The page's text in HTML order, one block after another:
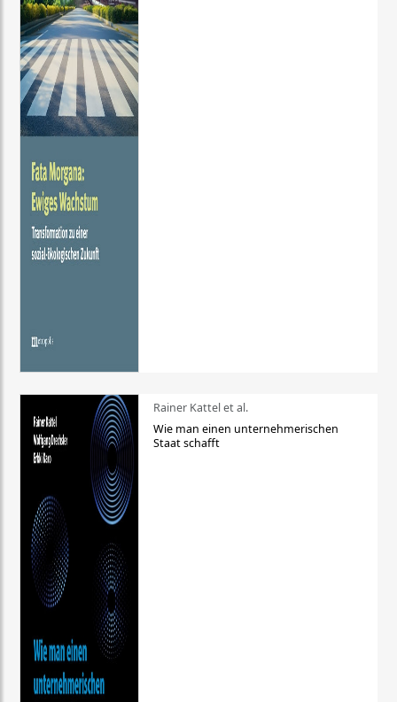
Rainer Kattel et al.
Wie man einen unternehmerischen
Staat schafft